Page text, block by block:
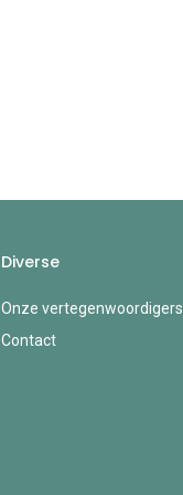
Diverse
Onze vertegenwoordigers
Contact